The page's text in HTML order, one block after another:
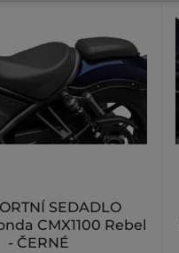
SEDADLO
CMX1100 Rebel
- ČERNÉ